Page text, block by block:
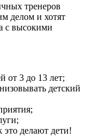
тренеров
делом и хотят
с высокими
от 3 до 13 лет;
детский
это делают дети!